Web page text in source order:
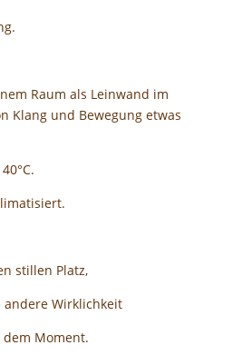
Raum als Leinwand im
Klang und Bewegung etwas
stillen Platz,
Wirklichkeit
Moment.